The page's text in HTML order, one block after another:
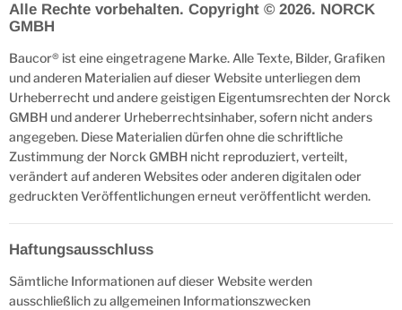
Alle Rechte vorbehalten. Copyright © 2026. NORCK
GMBH
Baucor® ist eine eingetragene Marke. Alle Texte, Bilder, Grafiken
und anderen Materialien auf dieser Website unterliegen dem
Urheberrecht und andere geistigen Eigentumsrechten der Norck
GMBH und anderer Urheberrechtsinhaber, sofern nicht anders
angegeben. Diese Materialien dürfen ohne die schriftliche
Zustimmung der Norck GMBH nicht reproduziert, verteilt,
verändert auf anderen Websites oder anderen digitalen oder
gedruckten Veröffentlichungen erneut veröffentlicht werden.
Haftungsausschluss
Sämtliche Informationen auf dieser Website werden
ausschließlich zu allgemeinen Informationszwecken